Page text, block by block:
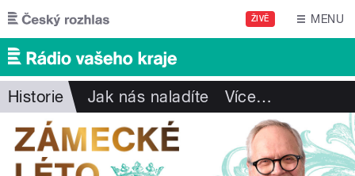
Přejít k hlavnímu obsahu
ŽIVĚ MENU
Historie Jak nás naladíte Více…